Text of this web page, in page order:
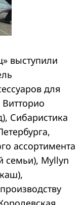
выступили
для
Сибаристика
ассортимента
семьи), Myllyn